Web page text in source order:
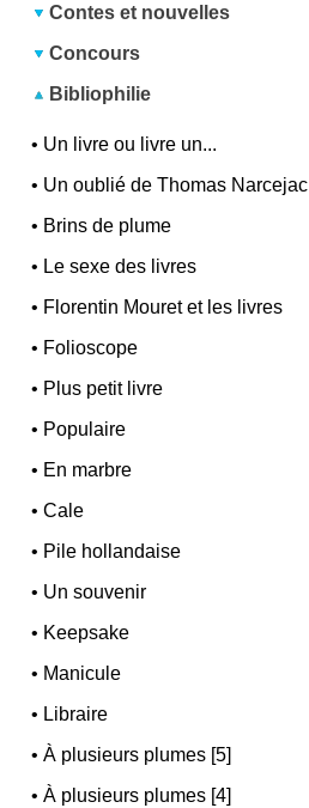
Contes et nouvelles
Concours
Bibliophilie
• Un livre ou livre un...
• Un oublié de Thomas Narcejac
• Brins de plume
• Le sexe des livres
• Florentin Mouret et les livres
• Folioscope
• Plus petit livre
• Populaire
• En marbre
•Cale
• Pile hollandaise
• Un souvenir
• Keepsake
• Manicule
• Libraire
•À plusieurs plumes [5]
•À plusieurs plumes [4]